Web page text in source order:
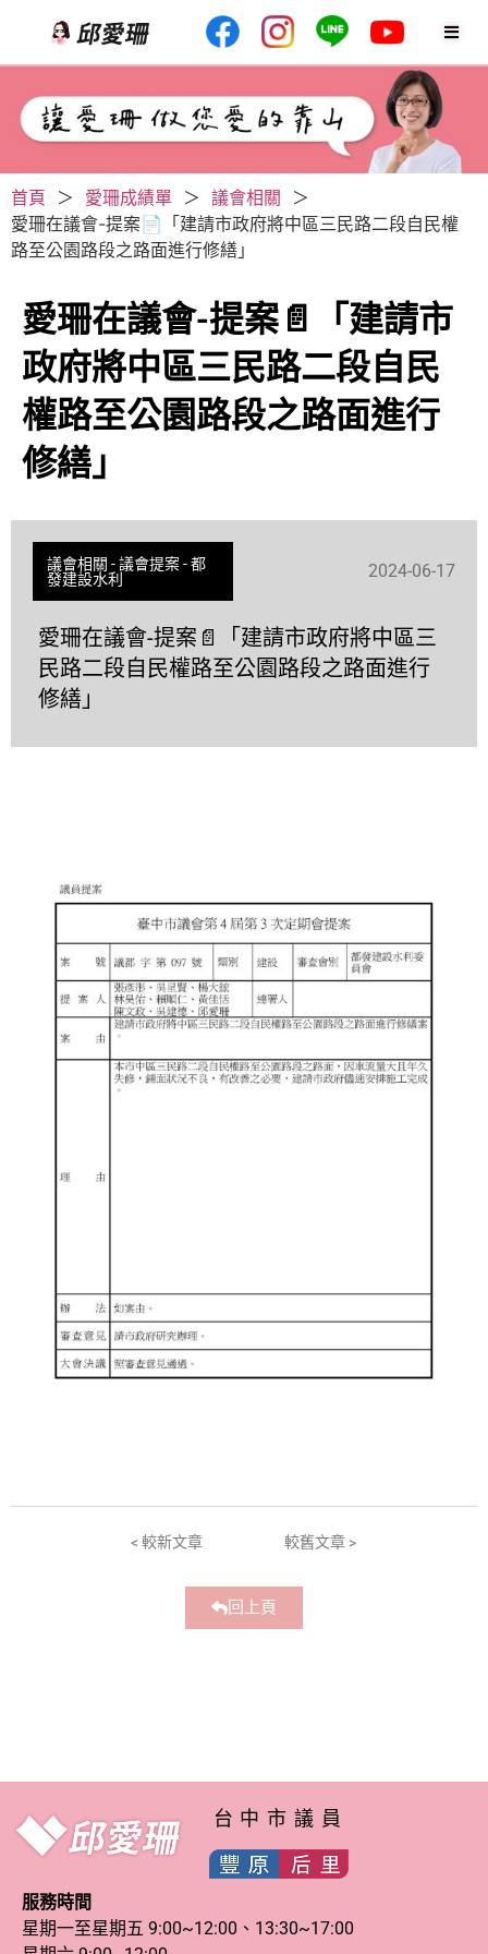
首頁 ＞ 愛珊成績單 ＞ 議會相關
＞
愛珊在議會-提案📄「建請市政府將中區三民路二段自民權
路至公園路段之路面進行修繕」
愛珊在議會-提案📄「建請市
政府將中區三民路二段自民
權路至公園路段之路面進行
修繕」
議會相關 -議會提案-都
發建設水利
2024-06-17
愛珊在議會-提案📄「建請市政府將中區三
民路二段自民權路至公園路段之路面進行
修繕」
< 較新文章 較舊文章 >
回上頁
台中市議員
服務時間
星期一至星期五 9:00~12:00、13:30~17:00